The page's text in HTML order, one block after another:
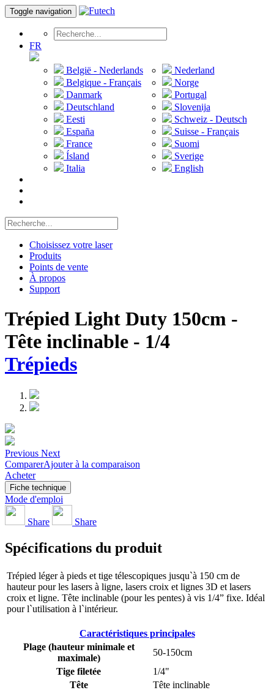
Toggle navigation
FR
België - Nederlands
Belgique - Français
Danmark
Deutschland
Eesti
España
France
Ísland
Italia
Nederland
Norge
Portugal
Slovenija
Schweiz - Deutsch
Suisse - Français
Suomi
Sverige
English
Choisissez votre laser
Produits
Points de vente
À propos
Support
Trépied Light Duty 150cm -
Tête inclinable - 1/4
Trépieds
Previous Next
ComparerAjouter à la comparaison
Acheter
Fiche technique
Mode d'emploi
Share Share
Spécifications du produit
Trépied léger à pieds et tige télescopiques jusqu`à 150 cm de
hauteur pour les lasers à ligne, lasers croix et lignes 3D et lasers
croix et ligne. Tête inclinable (pour les pentes) à vis 1/4” fixe. Idéal
pour l`utilisation à l`intérieur.
Caractéristiques principales
Plage (hauteur minimale et
maximale)
50-150cm
Tige filetée
1/4"
Tête
Tête inclinable